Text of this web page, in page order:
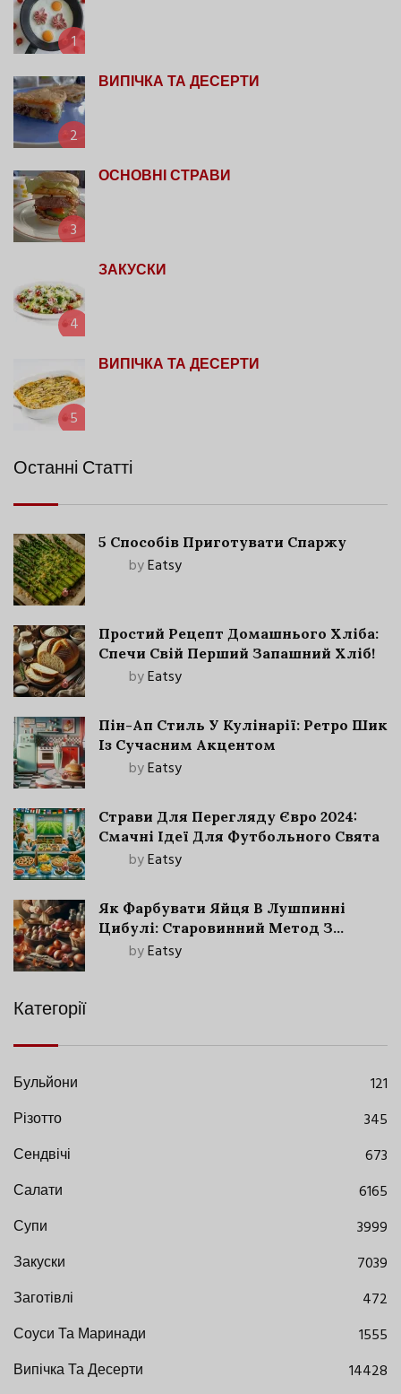
1
2
ВИПІЧКА ТА ДЕСЕРТИ
3
ОСНОВНІ СТРАВИ
4
ЗАКУСКИ
5
ВИПІЧКА ТА ДЕСЕРТИ
Останні Статті
5 Способів Приготувати Спаржу
byEatsy
Простий Рецепт Домашнього Хліба:
Спечи Свій Перший Запашний Хліб!
byEatsy
Пін-Ап Стиль У Кулінарії: Ретро Шик
Із Сучасним Акцентом
byEatsy
Страви Для Перегляду Євро 2024:
Смачні Ідеї Для Футбольного Свята
byEatsy
Як Фарбувати Яйця В Лушпинні
Цибулі: Старовинний Метод З
Сучасними Нюансами
byEatsy
Категорії
Бульйони
121
Різотто
345
Сендвічі
673
Салати
6165
Супи
3999
Закуски
7039
Заготівлі
472
Соуси Та Маринади
1555
Випічка Та Десерти
14428